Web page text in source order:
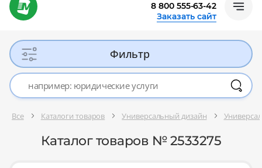
8 800 555-63-42
Заказать сайт
Фильтр
Все Каталоги товаров Универсальный дизайн
Каталог товаров № 2533275